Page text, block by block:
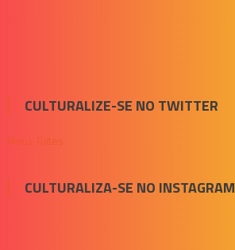
CULTURALIZE-SE NO TWITTER
Meus Tuítes
CULTURALIZA-SE NO INSTAGRAM